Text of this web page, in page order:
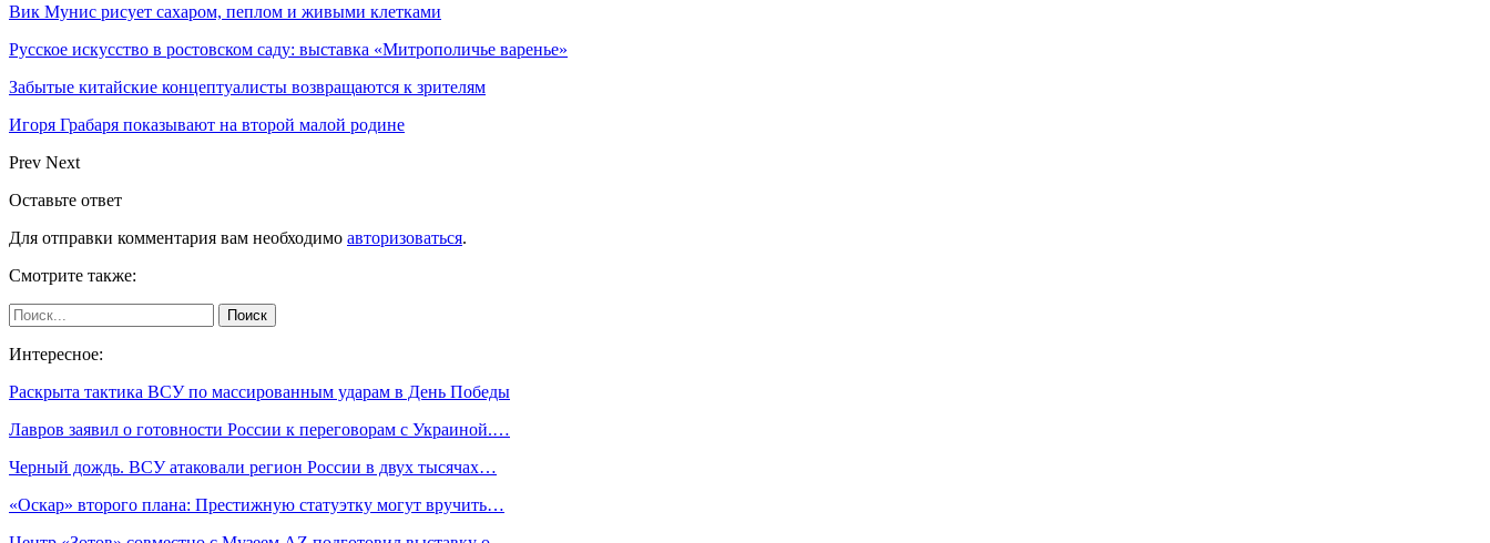
Вик Мунис рисует сахаром, пеплом и живыми клетками
Русское искусство в ростовском саду: выставка «Митрополичье варенье»
Забытые китайские концептуалисты возвращаются к зрителям
Игоря Грабаря показывают на второй малой родине
Prev Next
Оставьте ответ
Для отправки комментария вам необходимо авторизоваться.
Смотрите также:
Интересное:
Раскрыта тактика ВСУ по массированным ударам в День Победы
Лавров заявил о готовности России к переговорам с Украиной.…
Черный дождь. ВСУ атаковали регион России в двух тысячах…
«Оскар» второго плана: Престижную статуэтку могут вручить…